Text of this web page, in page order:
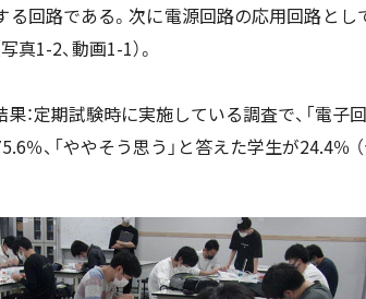
る回路である。次に電源回路の応用回路と
真1-2、動画1-1）。
：定期試験時に実施している調査で、「電子
％、「ややそう思う」と答えた学生が24.4％